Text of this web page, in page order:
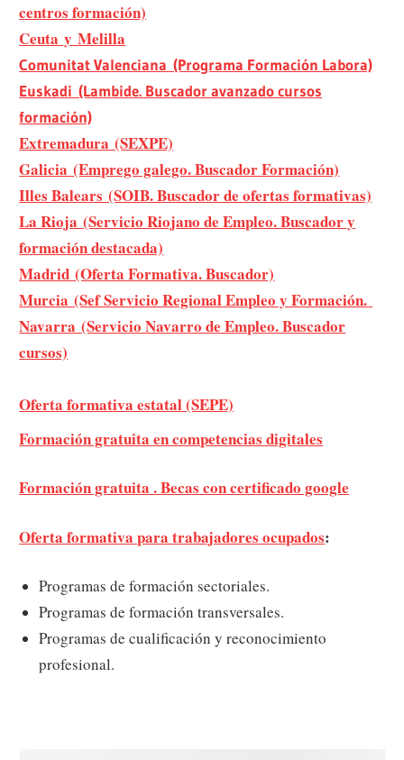
centros formación)
Ceuta yMelilla
Comunitat Valenciana (Programa Formación Labora)
Euskadi (Lambide. Buscador avanzado cursos
formación)
Extremadura (SEXPE)
Galicia (Emprego galego. Buscador Formación)
Illes Balears (SOIB. Buscador de ofertas formativas)
La Rioja (Servicio Riojano de Empleo. Buscador y
formación destacada)
Madrid (Oferta Formativa. Buscador)
Murcia (Sef Servicio Regional Empleo y Formación.
Navarra (Servicio Navarro de Empleo. Buscador
cursos)
Oferta formativa estatal (SEPE)
Formación gratuita en competencias digitales
Formación gratuita . Becas con certificado google
Oferta formativa para trabajadores ocupados:
Programas de formación sectoriales.
Programas de formación transversales.
Programas de cualificación y reconocimiento
profesional.